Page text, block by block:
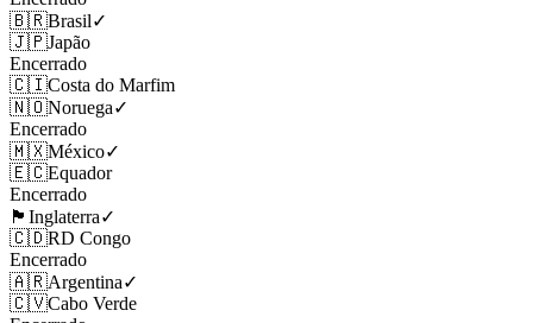
🇧🇷Brasil✓
🇯🇵Japão
Encerrado
🇨🇮Costa do Marfim
🇳🇴Noruega✓
Encerrado
🇲🇽México✓
🇪🇨Equador
Encerrado
🏴󠁧󠁢󠁥󠁮󠁧󠁿 Inglaterra✓
🇨🇩RD Congo
Encerrado
🇦🇷Argentina✓
🇨🇻Cabo Verde